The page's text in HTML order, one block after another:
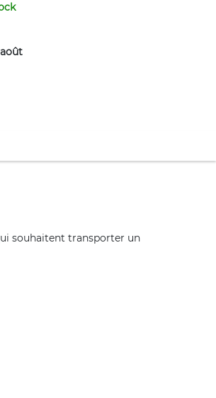
août
souhaitent transporter un